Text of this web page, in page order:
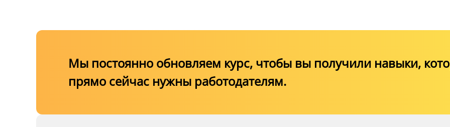
Мы постоянно обновляем курс, чтобы вы получили навыки,
прямо сейчас нужны работодателям.